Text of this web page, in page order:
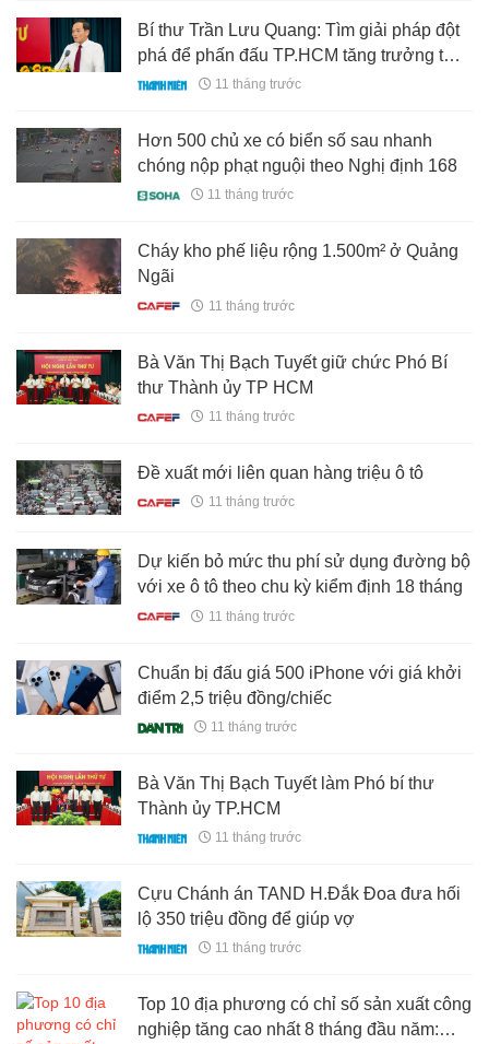
Bí thư Trần Lưu Quang: Tìm giải pháp đột
phá để phấn đấu TP.HCM tăng trưởng từ
10%
11 tháng trước
Hơn 500 chủ xe có biển số sau nhanh
chóng nộp phạt nguội theo Nghị định 168
11 tháng trước
Cháy kho phế liệu rộng 1.500m² ở Quảng
Ngãi
11 tháng trước
Bà Văn Thị Bạch Tuyết giữ chức Phó Bí
thư Thành ủy TP HCM
11 tháng trước
Đề xuất mới liên quan hàng triệu ô tô
11 tháng trước
Dự kiến bỏ mức thu phí sử dụng đường bộ
với xe ô tô theo chu kỳ kiểm định 18 tháng
11 tháng trước
Chuẩn bị đấu giá 500 iPhone với giá khởi
điểm 2,5 triệu đồng/chiếc
11 tháng trước
Bà Văn Thị Bạch Tuyết làm Phó bí thư
Thành ủy TP.HCM
11 tháng trước
Cựu Chánh án TAND H.Đắk Đoa đưa hối
lộ 350 triệu đồng để giúp vợ
11 tháng trước
Top 10 địa phương có chỉ số sản xuất công
nghiệp tăng cao nhất 8 tháng đầu năm: